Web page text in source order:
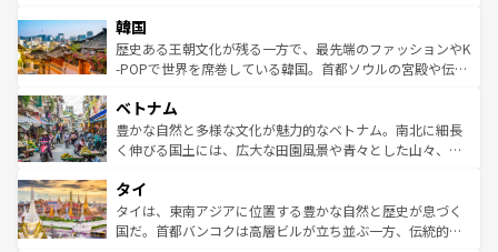
ワイを、存分に味わってほしい。 なお、新着のハワイ情報
はコンテンツ一覧を参照してほしい。
いる。アクティビティも充実しており、サーフィンやダイ
ビング、ハイキングなど、アウトドア好きにはたまらな
い。オーストラリアの多彩な魅力を存分に味わいつくそ
参照してほしい。
ン）、静ひつな山岳地帯である台湾東部など、都市の喧騒
と山間の静けさが共存しており、訪れる人に新しい発見と
驚きをもたらしてくれる。また、奥深い台湾の食文化も魅
容にもいいと評判のスイーツなど、バラエティ豊かな料理
が味わえる。 なお、新着の台湾情報は コンテンツ一覧を参
照してほしい。
韓国
歴史ある王朝文化が残る一方で、最先端のファッションやK
-POPで世界を席巻している韓国。首都ソウルの宮殿や伝統
き、地方に足を延ばせば四季折々の自然美を楽しむことが
できる。そして、キムチや焼肉、絶品のストリートフード
まで、さまざまな韓国料理が待っている。夜には、韓国な
リティに包まれながら、韓国の多彩な魅力を心ゆくまで味
わってみてほしい。 なお、新着の韓国情報はコンテンツ一
覧を参照してほしい。
ベトナム
豊かな自然と多様な文化が魅力的なベトナム。南北に細長
く伸びる国土には、広大な田園風景や青々とした山々、世
急速な発展と共に伝統が息づく。ハノイの古い町並みやホ
ーチミン市のフランス統治時代の建物も、独特の雰囲気を
醸し出している。また、バラエティの豊かさとおいしさで
タイ
タイは、東南アジアに位置する豊かな自然と歴史が息づく
国だ。首都バンコクは高層ビルが立ち並ぶ一方、伝統的な